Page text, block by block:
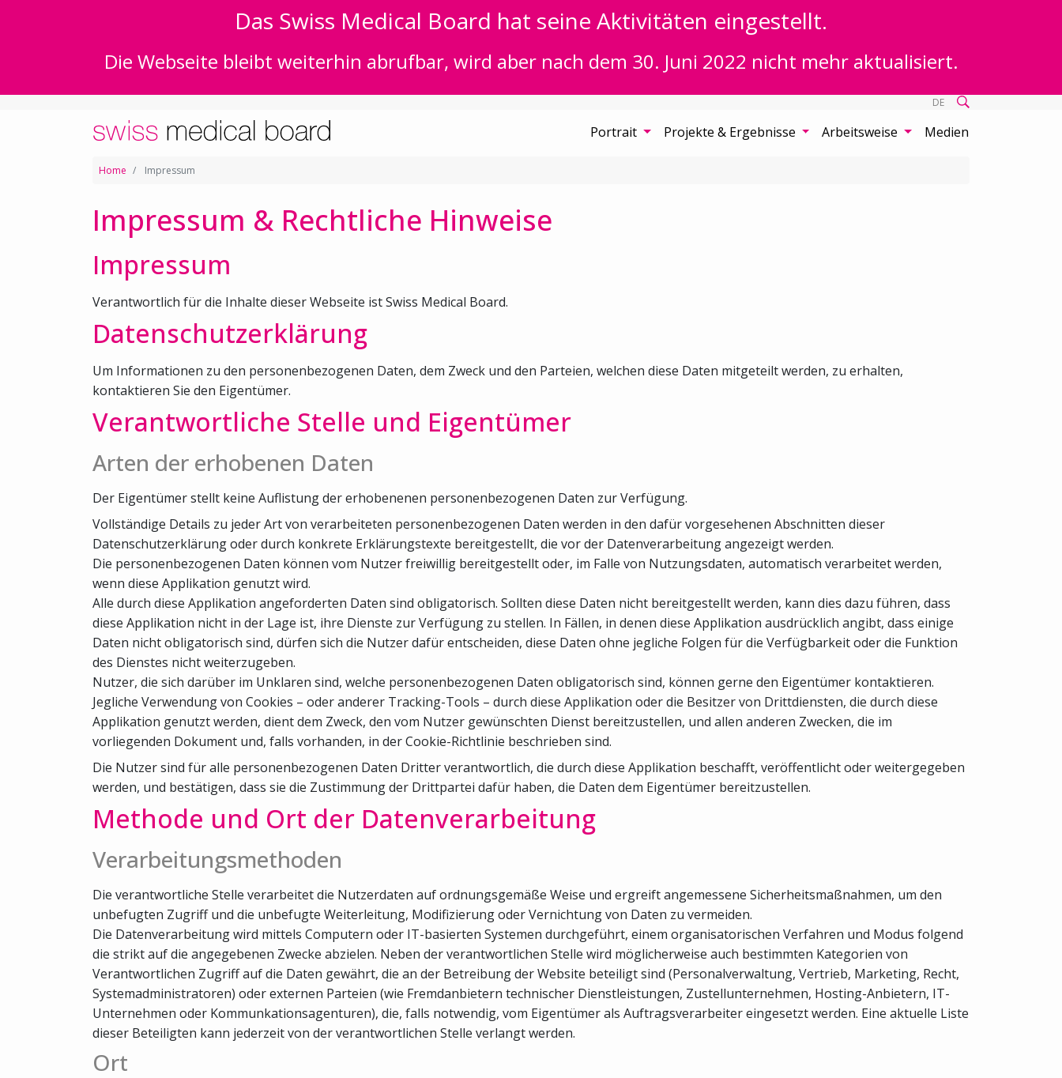
Das Swiss Medical Board hat seine Aktivitäten eingestellt.
Die Webseite bleibt weiterhin abrufbar, wird aber nach dem 30. Juni 2022 nicht mehr aktualisiert.
DE
Portrait Projekte & Ergebnisse Arbeitsweise Medien
Home Impressum
Impressum & Rechtliche Hinweise
Impressum
Verantwortlich für die Inhalte dieser Webseite ist Swiss Medical Board.
Datenschutzerklärung
Um Informationen zu den personenbezogenen Daten, dem Zweck und den Parteien, welchen diese Daten mitgeteilt werden, zu erhalten,
kontaktieren Sie den Eigentümer.
Verantwortliche Stelle und Eigentümer
Arten der erhobenen Daten
Der Eigentümer stellt keine Auflistung der erhobenenen personenbezogenen Daten zur Verfügung.
Vollständige Details zu jeder Art von verarbeiteten personenbezogenen Daten werden in den dafür vorgesehenen Abschnitten dieser
Datenschutzerklärung oder durch konkrete Erklärungstexte bereitgestellt, die vor der Datenverarbeitung angezeigt werden.
Die personenbezogenen Daten können vom Nutzer freiwillig bereitgestellt oder, im Falle von Nutzungsdaten, automatisch verarbeitet werden,
wenn diese Applikation genutzt wird.
Alle durch diese Applikation angeforderten Daten sind obligatorisch. Sollten diese Daten nicht bereitgestellt werden, kann dies dazu führen, dass
diese Applikation nicht in der Lage ist, ihre Dienste zur Verfügung zu stellen. In Fällen, in denen diese Applikation ausdrücklich angibt, dass einige
Daten nicht obligatorisch sind, dürfen sich die Nutzer dafür entscheiden, diese Daten ohne jegliche Folgen für die Verfügbarkeit oder die Funktion
des Dienstes nicht weiterzugeben.
Nutzer, die sich darüber im Unklaren sind, welche personenbezogenen Daten obligatorisch sind, können gerne den Eigentümer kontaktieren.
Jegliche Verwendung von Cookies – oder anderer Tracking-Tools – durch diese Applikation oder die Besitzer von Drittdiensten, die durch diese
Applikation genutzt werden, dient dem Zweck, den vom Nutzer gewünschten Dienst bereitzustellen, und allen anderen Zwecken, die im
vorliegenden Dokument und, falls vorhanden, in der Cookie-Richtlinie beschrieben sind.
Die Nutzer sind für alle personenbezogenen Daten Dritter verantwortlich, die durch diese Applikation beschafft, veröffentlicht oder weitergegeben
werden, und bestätigen, dass sie die Zustimmung der Drittpartei dafür haben, die Daten dem Eigentümer bereitzustellen.
Methode und Ort der Datenverarbeitung
Verarbeitungsmethoden
Die verantwortliche Stelle verarbeitet die Nutzerdaten auf ordnungsgemäße Weise und ergreift angemessene Sicherheitsmaßnahmen, um den
unbefugten Zugriff und die unbefugte Weiterleitung, Modifizierung oder Vernichtung von Daten zu vermeiden.
Die Datenverarbeitung wird mittels Computern oder IT-basierten Systemen durchgeführt, einem organisatorischen Verfahren und Modus folgend
die strikt auf die angegebenen Zwecke abzielen. Neben der verantwortlichen Stelle wird möglicherweise auch bestimmten Kategorien von
Verantwortlichen Zugriff auf die Daten gewährt, die an der Betreibung der Website beteiligt sind (Personalverwaltung, Vertrieb, Marketing, Recht,
Systemadministratoren) oder externen Parteien (wie Fremdanbietern technischer Dienstleistungen, Zustellunternehmen, Hosting-Anbietern, IT-
Unternehmen oder Kommunkationsagenturen), die, falls notwendig, vom Eigentümer als Auftragsverarbeiter eingesetzt werden. Eine aktuelle Liste
dieser Beteiligten kann jederzeit von der verantwortlichen Stelle verlangt werden.
Ort